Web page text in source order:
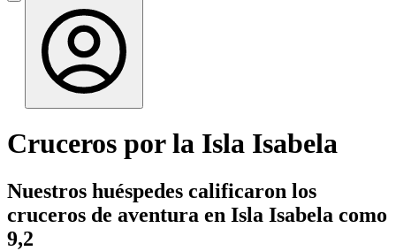
Cruceros por la Isla Isabela
Nuestros huéspedes calificaron los
cruceros de aventura en Isla Isabela como
9,2